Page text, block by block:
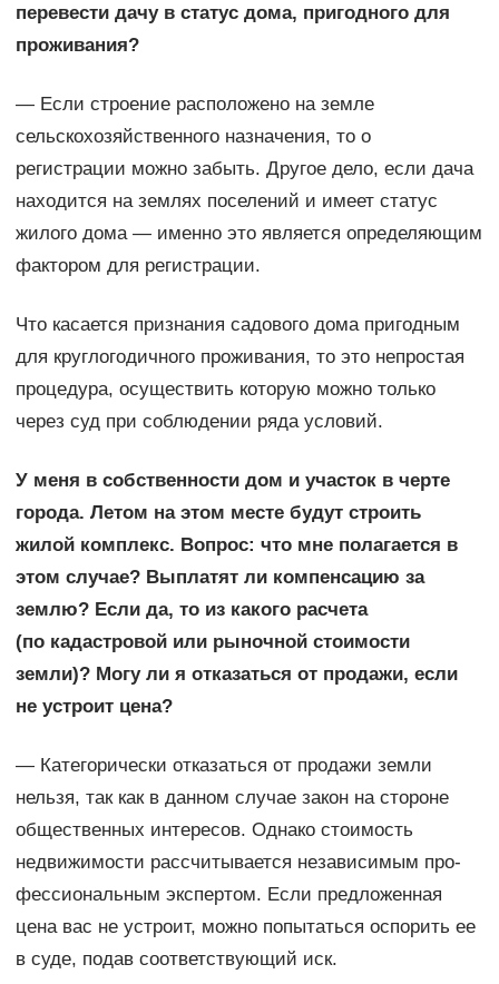
перевести дачу в статус дома, пригодного для
проживания?
— Если строение расположено на земле
сельскохозяйственного назначения, то о
регистрации можно забыть. Другое дело, если дача
находится на землях поселений и имеет статус
жилого дома — именно это является определяющим
фактором для регистрации.
Что касается признания садового дома пригодным
для круглогодичного проживания, то это непростая
про­цедура, осуществить которую можно только
через суд при соблюдении ряда условий.
У меня в собственности дом и участок в черте
города. Летом на этом месте будут строить
жилой комплекс. Вопрос: что мне полагается в
этом случае? Выплатят ли компенсацию за
землю? Если да, то из какого расчета
(по кадастровой или рыночной стоимости
земли)? Могу ли я отказаться от продажи, если
не устроит цена?
— Категорически отказаться от продажи земли
нельзя, так как в данном случае закон на стороне
общественных интересов. Однако стоимость
недвижимости рассчитывается независимым про­
фес­сиональным экспертом. Если предложенная
цена вас не устроит, можно по­пыта­ться оспорить ее
в суде, подав соответствующий иск.